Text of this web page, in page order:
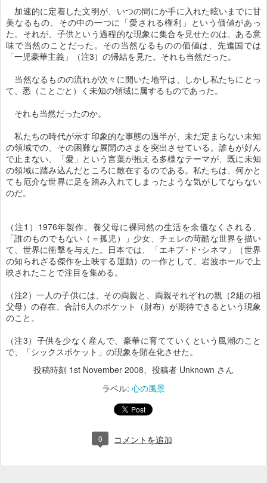
加速的に定着した文明が、いつの間にか手に入れた眩いまでに甘
美なるもの、その中の一つに「愛される権利」という価値があっ
た。それが、子供という過程的な現象に集合を見せたのは、ある意
味で当然のことだった。その当然なるものの価値は、先進国では
「一児豪華主義」（注3）の帰結を見た。それも当然だった。
当然なるものの流れが次々に開いた地平は、しかし私たちにとっ
て、悉（ことごと）く未知の領域に属するものであった。
それも当然だったのか。
私たちの時代が示す印象的な事態の過半が、未だ定まらない未知
の領域での、その困難な展開のさまを突出させている。誰もが好ん
で止まない、「愛」という言葉が抱える多様なテーマが、既に未知
の領域に踏み込んだところに散在するのである。私たちは、何かと
ても厄介な世界に足を踏み入れてしまったような気がしてならない
のだ。
（注1）1976年製作。養父母に裸同然の生活を余儀なくされる、
「誰のものでもない（＝孤児）」少女、チェレの苛酷な世界を描い
て、世界に衝撃を与えた。日本では、「エキプ･ド･シネマ」（世界
の知られざる傑作を上映する運動）の一作として、岩波ホールで上
映されたことで注目を集める。
（注2）一人の子供には、その両親と、両親それぞれの親（2組の祖
父母）の存在、合計6人のポケット（財布）が期待できるという現象
のこと。
（注3）子供を少なく産んで、豪華に育てていくという風潮のこと
で、「シックスポケット」の現象を顕在化させた。
投稿時刻 1st November 2008、投稿者 Unknown さん
ラベル: 心の風景
0 コメントを追加